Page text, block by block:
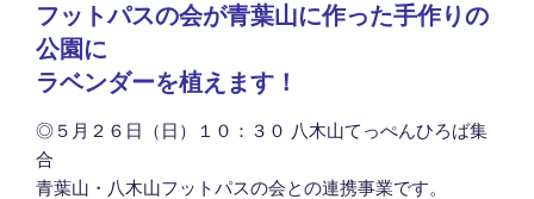
フットパスの会が青葉山に作った手作りの
公園に
ラベンダーを植えます！
◎５月２６日（日）１０：３０ 八木山てっぺんひろば集
合
青葉山・八木山フットパスの会との連携事業です。